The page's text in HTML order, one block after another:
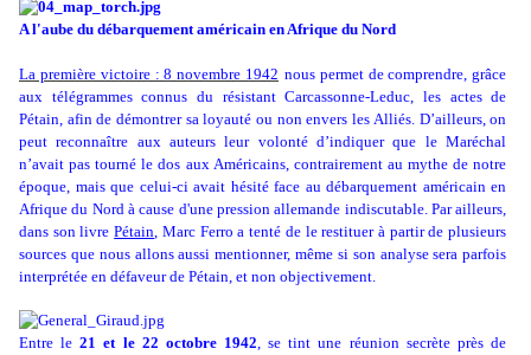
A l'aube du débarquement américain en Afrique du Nord
La première victoire : 8 novembre 1942 nous permet de comprendre, grâce
aux télégrammes connus du résistant Carcassonne-Leduc, les actes de
Pétain, afin de démontrer sa loyauté ou non envers les Alliés. D’ailleurs, on
peut reconnaître aux auteurs leur volonté d’indiquer que le Maréchal
n’avait pas tourné le dos aux Américains, contrairement au mythe de notre
époque, mais que celui-ci avait hésité face au débarquement américain en
Afrique du Nord à cause d'une pression allemande indiscutable. Par ailleurs,
dans son livrePétain, Marc Ferro a tenté de le restituer à partir de plusieurs
sources que nous allons aussi mentionner, même si son analyse sera parfois
interprétée en défaveur de Pétain, et non objectivement.
Entre le21 et le 22 octobre 1942, se tint une réunion secrète près de